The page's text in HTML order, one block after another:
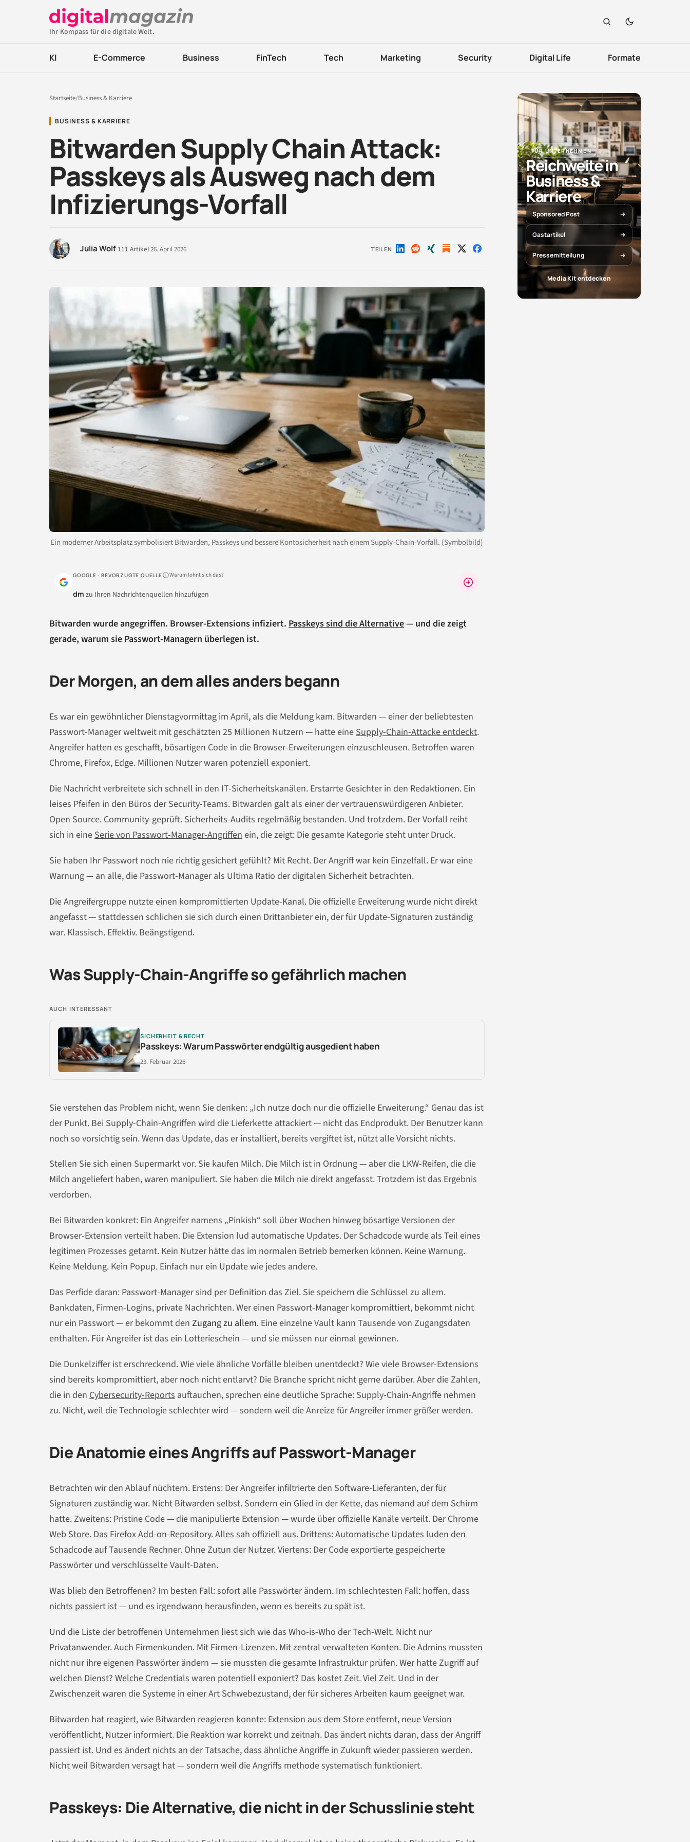
Ihr Kompass für die digitale Welt.
KI E-Commerce Business FinTech Tech Marketing Security Digital Life Formate
Startseite/Business & Karriere
BUSINESS & KARRIERE
Bitwarden Supply Chain Attack:
Passkeys als Ausweg nach dem
Infizierungs-Vorfall
Julia Wolf·111 Artikel·26. April 2026 TEILEN Auf Auf Auf Auf Auf
Ein moderner Arbeitsplatz symbolisiert Bitwarden, Passkeys und bessere Kontosicherheit nach einem Supply-Chain-Vorfall. (Symbolbild)
GOOGLE · BEVORZUGTE QUELLE Warum lohnt sich das?
dm zu Ihren Nachrichtenquellen hinzufügen
Bitwarden wurde angegriffen. Browser-Extensions infiziert. Passkeys sind die Alternative— und die zeigt
gerade, warum sie Passwort-Managern überlegen ist.
Der Morgen, an dem alles anders begann
Es war ein gewöhnlicher Dienstagvormittag im April, als die Meldung kam. Bitwarden — einer der beliebtesten
Passwort-Manager weltweit mit geschätzten 25 Millionen Nutzern — hatte eineSupply-Chain-Attacke entdeckt.
Angreifer hatten es geschafft, bösartigen Code in die Browser-Erweiterungen einzuschleusen. Betroffen waren
Chrome, Firefox, Edge. Millionen Nutzer waren potenziell exponiert.
Die Nachricht verbreitete sich schnell in den IT-Sicherheitskanälen. Erstarrte Gesichter in den Redaktionen. Ein
leises Pfeifen in den Büros der Security-Teams. Bitwarden galt als einer der vertrauenswürdigeren Anbieter.
Open Source. Community-geprüft. Sicherheits-Audits regelmäßig bestanden. Und trotzdem. Der Vorfall reiht
sich in eineSerie von Passwort-Manager-Angriffenein, die zeigt: Die gesamte Kategorie steht unter Druck.
Sie haben Ihr Passwort noch nie richtig gesichert gefühlt? Mit Recht. Der Angriff war kein Einzelfall. Er war eine
Warnung — an alle, die Passwort-Manager als Ultima Ratio der digitalen Sicherheit betrachten.
Die Angreifergruppe nutzte einen kompromittierten Update-Kanal. Die offizielle Erweiterung wurde nicht direkt
angefasst — stattdessen schlichen sie sich durch einen Drittanbieter ein, der für Update-Signaturen zuständig
war. Klassisch. Effektiv. Beängstigend.
Was Supply-Chain-Angriffe so gefährlich machen
AUCH INTERESSANT
SICHERHEIT & RECHT
Passkeys: Warum Passwörter endgültig ausgedient haben
23. Februar 2026
Sie verstehen das Problem nicht, wenn Sie denken: „Ich nutze doch nur die offizielle Erweiterung.“ Genau das ist
der Punkt. Bei Supply-Chain-Angriffen wird die Lieferkette attackiert — nicht das Endprodukt. Der Benutzer kann
noch so vorsichtig sein. Wenn das Update, das er installiert, bereits vergiftet ist, nützt alle Vorsicht nichts.
Stellen Sie sich einen Supermarkt vor. Sie kaufen Milch. Die Milch ist in Ordnung — aber die LKW-Reifen, die die
Milch angeliefert haben, waren manipuliert. Sie haben die Milch nie direkt angefasst. Trotzdem ist das Ergebnis
verdorben.
Bei Bitwarden konkret: Ein Angreifer namens „Pinkish“ soll über Wochen hinweg bösartige Versionen der
Browser-Extension verteilt haben. Die Extension lud automatische Updates. Der Schadcode wurde als Teil eines
legitimen Prozesses getarnt. Kein Nutzer hätte das im normalen Betrieb bemerken können. Keine Warnung.
Keine Meldung. Kein Popup. Einfach nur ein Update wie jedes andere.
Das Perfide daran: Passwort-Manager sind per Definition das Ziel. Sie speichern die Schlüssel zu allem.
Bankdaten, Firmen-Logins, private Nachrichten. Wer einen Passwort-Manager kompromittiert, bekommt nicht
nur ein Passwort — er bekommt den Zugang zu allem. Eine einzelne Vault kann Tausende von Zugangsdaten
enthalten. Für Angreifer ist das ein Lotterieschein — und sie müssen nur einmal gewinnen.
Die Dunkelziffer ist erschreckend. Wie viele ähnliche Vorfälle bleiben unentdeckt? Wie viele Browser-Extensions
sind bereits kompromittiert, aber noch nicht entlarvt? Die Branche spricht nicht gerne darüber. Aber die Zahlen,
die in den Cybersecurity-Reports auftauchen, sprechen eine deutliche Sprache: Supply-Chain-Angriffe nehmen
zu. Nicht, weil die Technologie schlechter wird — sondern weil die Anreize für Angreifer immer größer werden.
Die Anatomie eines Angriffs auf Passwort-Manager
Betrachten wir den Ablauf nüchtern. Erstens: Der Angreifer infiltrierte den Software-Lieferanten, der für
Signaturen zuständig war. Nicht Bitwarden selbst. Sondern ein Glied in der Kette, das niemand auf dem Schirm
hatte. Zweitens: Pristine Code — die manipulierte Extension — wurde über offizielle Kanäle verteilt. Der Chrome
Web Store. Das Firefox Add-on-Repository. Alles sah offiziell aus. Drittens: Automatische Updates luden den
Schadcode auf Tausende Rechner. Ohne Zutun der Nutzer. Viertens: Der Code exportierte gespeicherte
Passwörter und verschlüsselte Vault-Daten.
Was blieb den Betroffenen? Im besten Fall: sofort alle Passwörter ändern. Im schlechtesten Fall: hoffen, dass
nichts passiert ist — und es irgendwann herausfinden, wenn es bereits zu spät ist.
Und die Liste der betroffenen Unternehmen liest sich wie das Who-is-Who der Tech-Welt. Nicht nur
Privatanwender. Auch Firmenkunden. Mit Firmen-Lizenzen. Mit zentral verwalteten Konten. Die Admins mussten
nicht nur ihre eigenen Passwörter ändern — sie mussten die gesamte Infrastruktur prüfen. Wer hatte Zugriff auf
welchen Dienst? Welche Credentials waren potentiell exponiert? Das kostet Zeit. Viel Zeit. Und in der
Zwischenzeit waren die Systeme in einer Art Schwebezustand, der für sicheres Arbeiten kaum geeignet war.
Bitwarden hat reagiert, wie Bitwarden reagieren konnte: Extension aus dem Store entfernt, neue Version
veröffentlicht, Nutzer informiert. Die Reaktion war korrekt und zeitnah. Das ändert nichts daran, dass der Angriff
passiert ist. Und es ändert nichts an der Tatsache, dass ähnliche Angriffe in Zukunft wieder passieren werden.
Nicht weil Bitwarden versagt hat — sondern weil die Angriffs methode systematisch funktioniert.
Passkeys: Die Alternative, die nicht in der Schusslinie steht
FÜR UNTERNEHMEN
Reichweite in
Business &
Karriere
Sponsored Post
Gastartikel
Pressemitteilung
Media Kit entdecken